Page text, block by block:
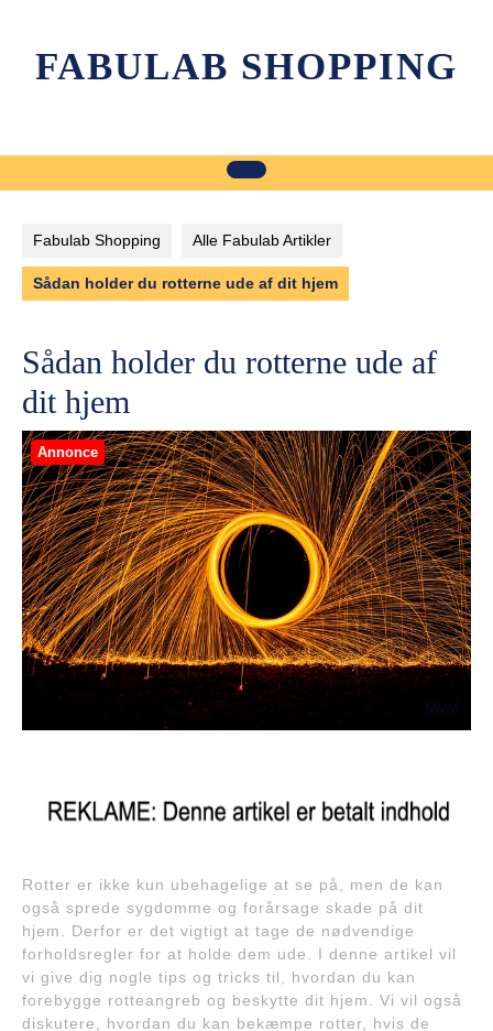
contentFABULAB SHOPPING
Fabulab Shopping Alle Fabulab Artikler
Sådan holder du rotterne ude af dit hjem
Sådan holder du rotterne ude af
dit hjem
Annonce
Rotter er ikke kun ubehagelige at se på, men de kan
også sprede sygdomme og forårsage skade på dit
hjem. Derfor er det vigtigt at tage de nødvendige
forholdsregler for at holde dem ude. I denne artikel vil
vi give dig nogle tips og tricks til, hvordan du kan
forebygge rotteangreb og beskytte dit hjem. Vi vil også
diskutere, hvordan du kan bekæmpe rotter, hvis de